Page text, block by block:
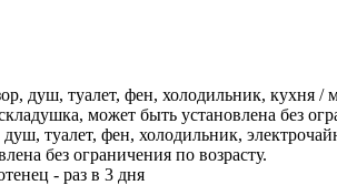
душ, туалет, фен, холодильник, кухня
может быть установлена без
душ, туалет, фен, холодильник,
без ограничения по возрасту.
- раз в 3 дня